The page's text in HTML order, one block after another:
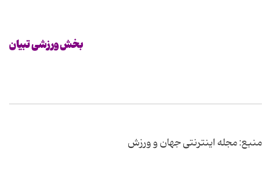
بخش ورزشی تبیان
منبع: مجله اینترنتی جهان و ورزش